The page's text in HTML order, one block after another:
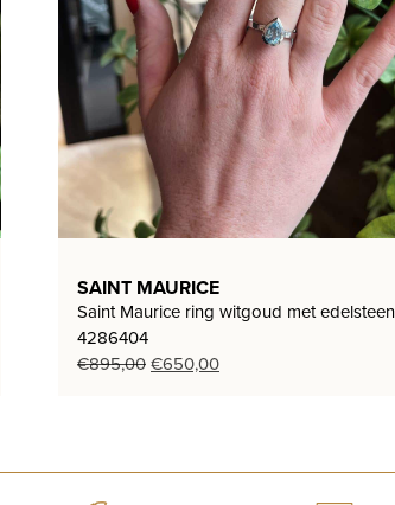
SAINT MAURICE
Saint Maurice ring witgoud met edelsteen
4286404
€895,00Oorspronkelijke
€650,00Huidige